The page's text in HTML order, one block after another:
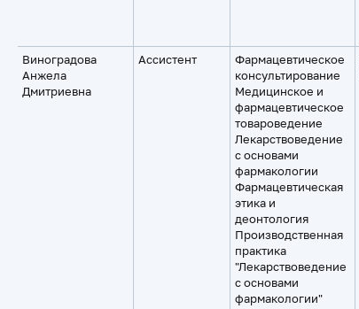
Виноградова
Анжела
Дмитриевна
Ассистент
Фармацевтическое
консультирование
Медицинское и
фармацевтическое
товароведение
Лекарствоведение
с основами
фармакологии
Фармацевтическая
этика и
деонтология
Производственная
практика
"Лекарствоведение
с основами
фармакологии"